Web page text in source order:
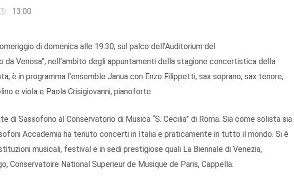
13:00
di domenica alle 19.30, sul palco dell’Auditorium del
da Venosa”, nell’ambito degli appuntamenti della stagione concertistica della
è in programma l'ensemble Janua con Enzo Filippetti, sax soprano, sax tenore,
e viola e Paola Crisigiovanni, pianoforte
di Sassofono al Conservatorio di Musica “S. Cecilia” di Roma. Sia come solista sia
Accademia ha tenuto concerti in Italia e praticamente in tutto il mondo. Si è
musicali, festival e in sedi prestigiose quali La Biennale di Venezia,
Conservatoire National Superieur de Musique de Paris, Cappella.